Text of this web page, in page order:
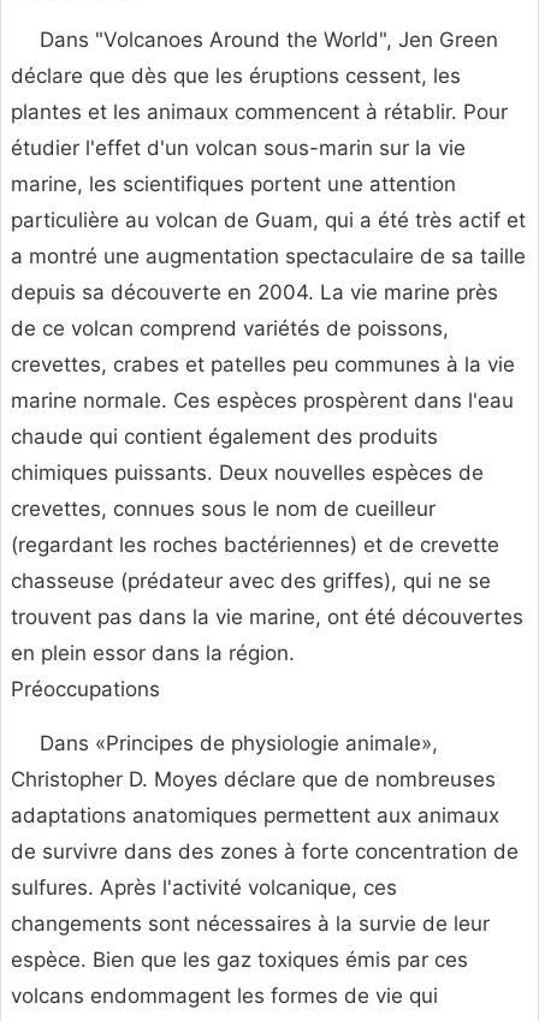
Dans "Volcanoes Around the World", Jen Green
déclare que dès que les éruptions cessent, les
plantes et les animaux commencent à rétablir. Pour
étudier l'effet d'un volcan sous-marin sur la vie
marine, les scientifiques portent une attention
particulière au volcan de Guam, qui a été très actif et
a montré une augmentation spectaculaire de sa taille
depuis sa découverte en 2004. La vie marine près
de ce volcan comprend variétés de poissons,
crevettes, crabes et patelles peu communes à la vie
marine normale. Ces espèces prospèrent dans l'eau
chaude qui contient également des produits
chimiques puissants. Deux nouvelles espèces de
crevettes, connues sous le nom de cueilleur
(regardant les roches bactériennes) et de crevette
chasseuse (prédateur avec des griffes), qui ne se
trouvent pas dans la vie marine, ont été découvertes
en plein essor dans la région.
Préoccupations
Dans «Principes de physiologie animale»,
Christopher D. Moyes déclare que de nombreuses
adaptations anatomiques permettent aux animaux
de survivre dans des zones à forte concentration de
sulfures. Après l'activité volcanique, ces
changements sont nécessaires à la survie de leur
espèce. Bien que les gaz toxiques émis par ces
volcans endommagent les formes de vie qui